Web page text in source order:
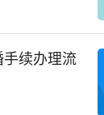
续办理流